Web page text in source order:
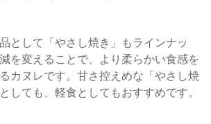
として「やさし焼き」もラインナッ
を変えることで、より柔らかい食感を
カヌレです。甘さ控えめな「やさし焼
しても、軽食としてもおすすめです。